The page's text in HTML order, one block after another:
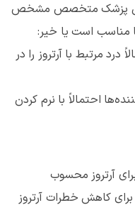
پزشک متخصص مشخص
مناسب است یا خیر:
درد مرتبط با آرتروز را در
احتمالاً با نرم کردن
آرتروز محسوب
کاهش خطرات آرتروز